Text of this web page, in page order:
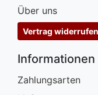
Über uns
Vertrag widerrufen
Informationen
Zahlungsarten